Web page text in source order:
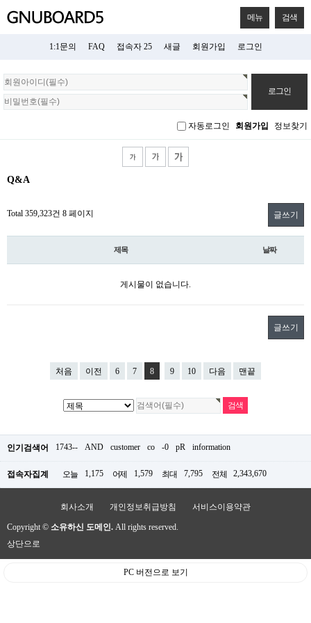
메뉴 검색
1:1문의 FAQ 접속자 25 새글 회원가입 로그인
회
원
로
자동로그인 회원가입 정보찾기
Q&A
Total 359,323건 8 페이지 글쓰기
제목 날짜
게시물이 없습니다.
글쓰기
처음 이전 6 7 8 9 10 다음 맨끝
인기검색어 1743-- AND customer co -0 pR information
접속자집계 오늘 1,175 어제 1,579 최대 7,795 전체 2,343,670
회사소개 개인정보취급방침 서비스이용약관
Copyright © 소유하신 도메인. All rights reserved.
상단으로
PC 버전으로 보기